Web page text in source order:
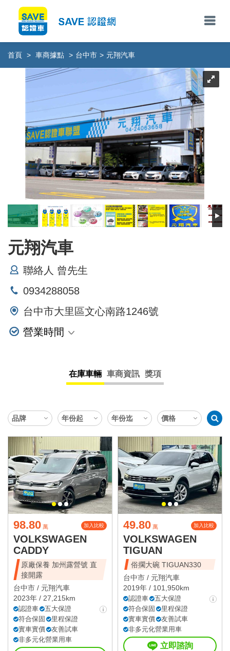
首頁 > 車商據點 > 台中市 > 元翔汽車
元翔汽車
聯絡人 曾先生
0934288058
台中市大里區文心南路1246號
營業時間
星期四
星期五
星期六
星期日
國定假日營業時間請洽店家確認
在庫車輛 車商資訊 獎項
98.80 萬 加入比較
VOLKSWAGEN
CADDY
原廠保養 加州露營號 直
接開露
台中市 / 元翔汽車
2023年 / 27,215km
認證車
五大保證
符合保固
里程保證
實車實價
友善試車
非多元化營業用車
49.80 萬 加入比較
VOLKSWAGEN
TIGUAN
俗擱大碗 TIGUAN330
台中市 / 元翔汽車
2019年 / 101,950km
認證車
五大保證
符合保固
里程保證
實車實價
友善試車
非多元化營業用車
立即諮詢